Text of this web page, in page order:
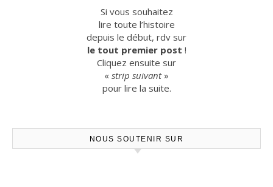
Si vous souhaitez
lire toute l’histoire
depuis le début, rdv sur
le tout premier post !
Cliquez ensuite sur
« strip suivant»
pour lire la suite.
NOUS SOUTENIR SUR